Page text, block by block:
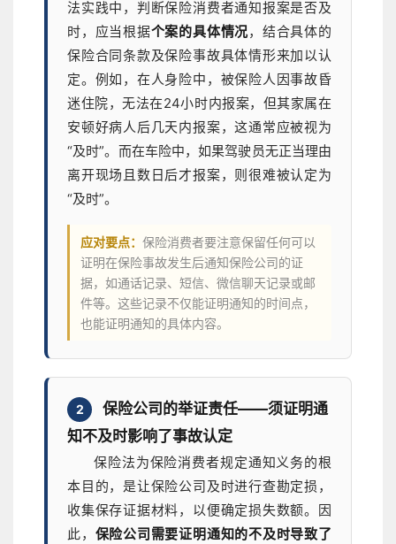
法实践中，判断保险消费者通知报案是否及
时，应当根据个案的具体情况，结合具体的
保险合同条款及保险事故具体情形来加以认
定。例如，在人身险中，被保险人因事故昏
迷住院，无法在24小时内报案，但其家属在
安顿好病人后几天内报案，这通常应被视为
“及时”。而在车险中，如果驾驶员无正当理由
离开现场且数日后才报案，则很难被认定为
“及时”。
应对要点： 保险消费者要注意保留任何可以
证明在保险事故发生后通知保险公司的证
据，如通话记录、短信、微信聊天记录或邮
件等。这些记录不仅能证明通知的时间点，
也能证明通知的具体内容。
2
保险公司的举证责任——须证明通
知不及时影响了事故认定
保险法为保险消费者规定通知义务的根
本目的，是让保险公司及时进行查勘定损，
收集保存证据材料，以便确定损失数额。因
此， 保险公司需要证明通知的不及时导致了